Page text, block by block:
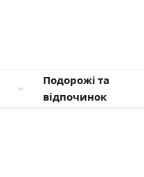
Подорожі та
відпочинок